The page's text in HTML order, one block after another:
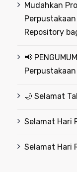
Mudahkan
Repository
📢
🌙 Selamat
Selamat Hari
Selamat Hari